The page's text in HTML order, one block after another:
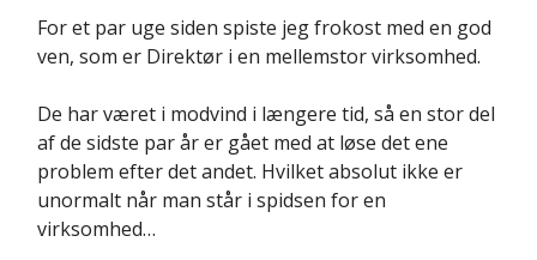
For et par uge siden spiste jeg frokost med en god
ven, som er Direktør i en mellemstor virksomhed.
De har været i modvind i længere tid, så en stor del
af de sidste par år er gået med at løse det ene
problem efter det andet. Hvilket absolut ikke er
unormalt når man står i spidsen for en
virksomhed…